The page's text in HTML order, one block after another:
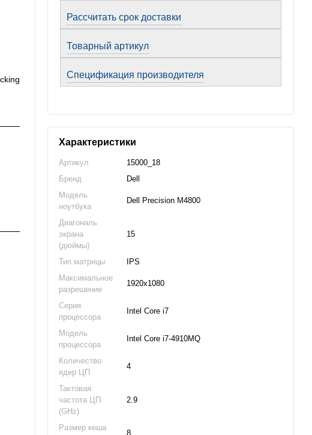
Рассчитать срок доставки
Товарный артикул
Спецификация производителя
Характеристики
Артикул
15000_18
Бренд
Dell
Модель
ноутбука
Dell Precision M4800
Диагональ
экрана
(дюймы)
15
Тип матрицы
IPS
Максимальное
разрешение
1920x1080
Серия
процессора
Intel Core i7
Модель
процессора
Intel Core i7-4910MQ
Количество
ядер ЦП
4
Тактовая
частота ЦП
(GHz)
2.9
Размер кеша
8